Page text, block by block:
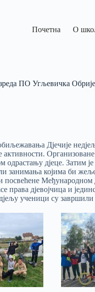
Почетна О
ПO Угљевичка
Дјечије
активности.
одрастању дјеце. Затим
занимања којима би
посвећене Међународном
права дјевојчица и
ученици су